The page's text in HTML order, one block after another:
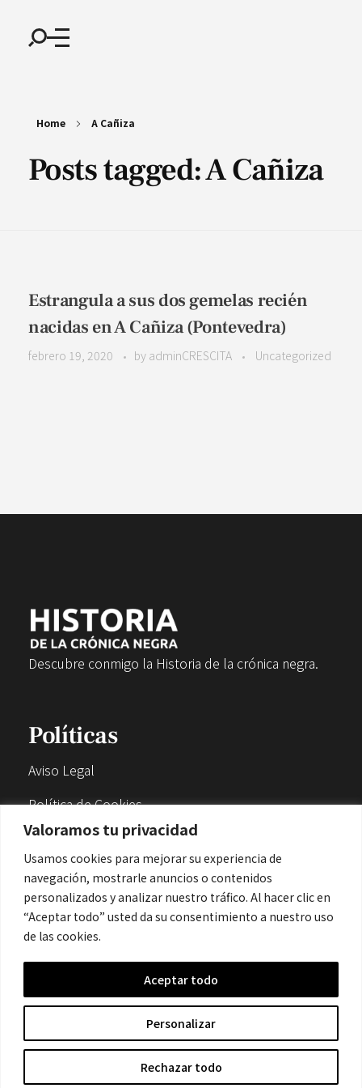
Valoramos tu privacidad
Usamos cookies para mejorar su experiencia de
navegación, mostrarle anuncios o contenidos
personalizados y analizar nuestro tráfico. Al hacer clic en
“Aceptar todo” usted da su consentimiento a nuestro uso
de las cookies.
Personalizar
Rechazar todo
Aceptar todo
Home A Cañiza
Posts tagged: A Cañiza
Estrangula a sus dos gemelas recién
nacidas en A Cañiza (Pontevedra)
febrero 19, 2020 by adminCRESCITA Uncategorized
Descubre conmigo la Historia de la crónica negra.
Políticas
Aviso Legal
Política de Cookies
Política de Privacidad
Contacto
© 2026 Historia de la Crónica negra. All rights reserved.
Hecho con por Crescita.es